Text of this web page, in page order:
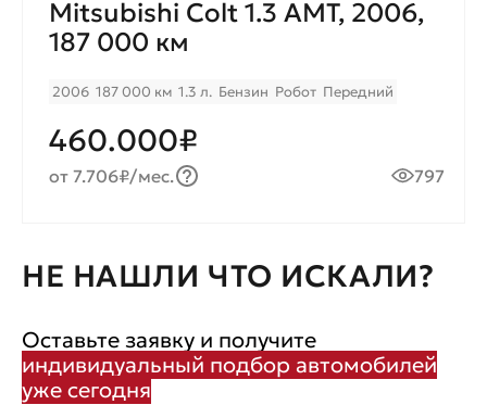
Mitsubishi Colt 1.3 AMT, 2006,
187 000 км
2006 187 000 км 1.3 л. Бензин Робот Передний
460.000₽
от 7.706₽/мес. 797
НЕ НАШЛИ ЧТО ИСКАЛИ?
Оставьте заявку и получите
индивидуальный подбор автомобилей
уже сегодня